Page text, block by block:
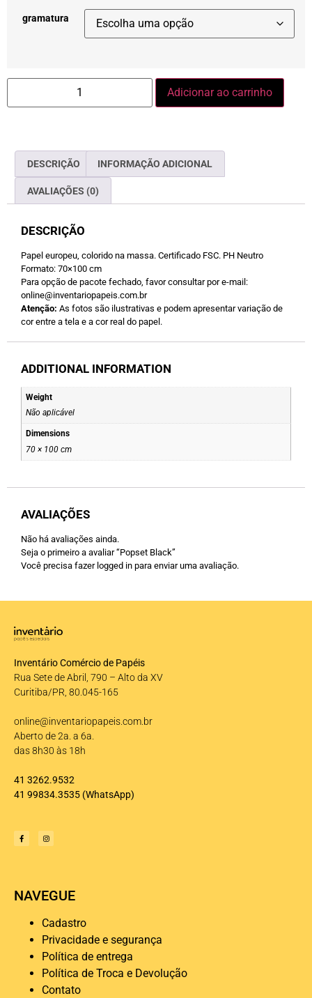
gramatura
Adicionar ao carrinho
DESCRIÇÃO INFORMAÇÃO ADICIONAL
AVALIAÇÕES (0)
DESCRIÇÃO
Papel europeu, colorido na massa. Certificado FSC. PH Neutro
Formato: 70×100 cm
Para opção de pacote fechado, favor consultar por e-mail:
online@inventariopapeis.com.br
Atenção: As fotos são ilustrativas e podem apresentar variação de
cor entre a tela e a cor real do papel.
ADDITIONAL INFORMATION
Weight
Não aplicável
Dimensions
70 × 100 cm
AVALIAÇÕES
Não há avaliações ainda.
Seja o primeiro a avaliar “Popset Black”
Você precisa fazer logged in para enviar uma avaliação.
Inventário Comércio de Papéis
Rua Sete de Abril, 790 – Alto da XV
Curitiba/PR, 80.045-165
online@inventariopapeis.com.br
Aberto de 2a. a 6a.
das 8h30 às 18h
41 3262.9532
41 99834.3535 (WhatsApp)
NAVEGUE
Cadastro
Privacidade e segurança
Política de entrega
Política de Troca e Devolução
Contato